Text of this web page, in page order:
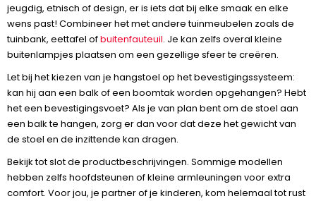
jeugdig, etnisch of design, er is iets dat bij elke smaak en elke
wens past! Combineer het met andere tuinmeubelen zoals de
tuinbank, eettafel ofbuitenfauteuil. Je kan zelfs overal kleine
buitenlampjes plaatsen om een gezellige sfeer te creëren.
Let bij het kiezen van je hangstoel op het bevestigingssysteem:
kan hij aan een balk of een boomtak worden opgehangen? Hebt
het een bevestigingsvoet? Als je van plan bent om de stoel aan
een balk te hangen, zorg er dan voor dat deze het gewicht van
de stoel en de inzittende kan dragen.
Bekijk tot slot de productbeschrijvingen. Sommige modellen
hebben zelfs hoofdsteunen of kleine armleuningen voor extra
comfort. Voor jou, je partner of je kinderen, kom helemaal tot rust